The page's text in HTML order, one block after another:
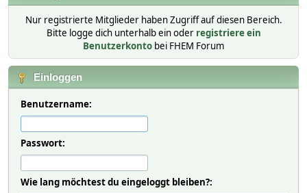
Nur registrierte Mitglieder haben Zugriff auf diesen Bereich.
Bitte logge dich unterhalb ein oder registriere ein
Benutzerkonto bei FHEM Forum
Einloggen
Benutzername:
Passwort:
Wie lang möchtest du eingeloggt bleiben?: